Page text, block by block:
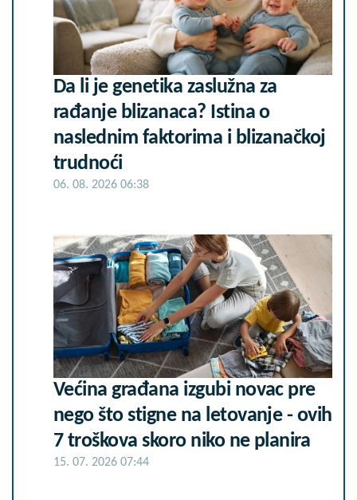
Da li je genetika zaslužna za
rađanje blizanaca? Istina o
naslednim faktorima i blizanačkoj
trudnoći
06. 08. 2026 06:38
Većina građana izgubi novac pre
nego što stigne na letovanje - ovih
7 troškova skoro niko ne planira
15. 07. 2026 07:44